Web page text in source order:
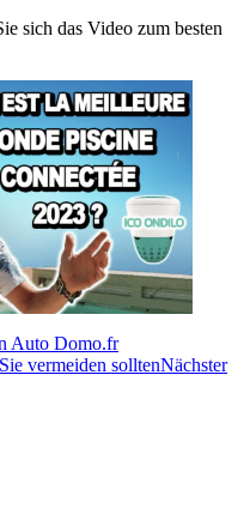
sich das Video zum besten
Auto Domo.fr
vermeiden solltenNächster